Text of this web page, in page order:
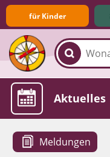
für Kinder
Familie &
Die
Lexikon
Aktuelles
Meldungen